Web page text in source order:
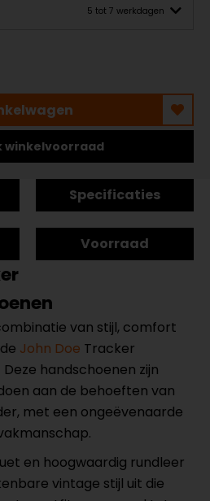
5 tot 7 werkdagen
winkelvoorraad
Specificaties
Voorraad
van stijl, comfort
John Doe Tracker
handschoenen zijn
aan de behoeften van
met een ongeëvenaarde
en hoogwaardig rundleer
vintage stijl uit die